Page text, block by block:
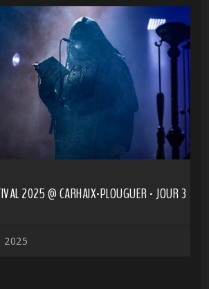
2025 @ CARHAIX-PLOUGUER - JOUR 3
2025